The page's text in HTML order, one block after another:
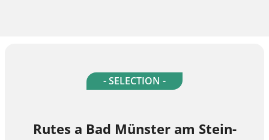
- SELECTION -
Rutes a Bad Münster am Stein-